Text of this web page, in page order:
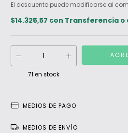
El descuento puede modificarse al
$14.325,57 con Transferencia o
71 en stock
MEDIOS DE PAGO
MEDIOS DE ENVÍO